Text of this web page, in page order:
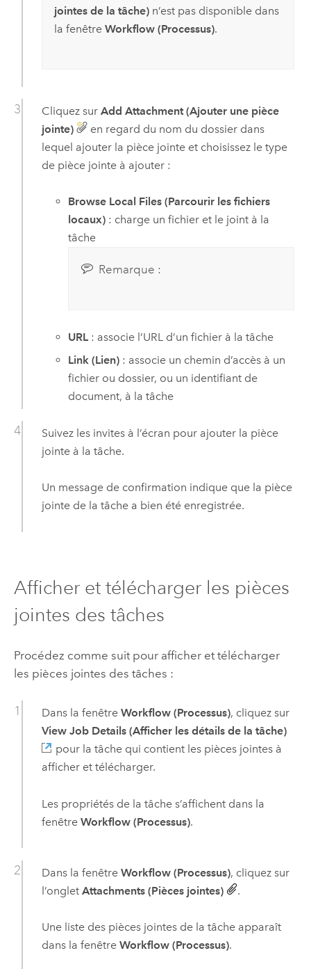
jointes de la tâche)n’est pas disponible dans
la fenêtre Workflow (Processus).
Cliquez sur Add Attachment (Ajouter une pièce
jointe)
en regard du nom du dossier dans
lequel ajouter la pièce jointe et choisissez le type
de pièce jointe à ajouter :
Browse Local Files (Parcourir les fichiers
locaux) : charge un fichier et le joint à la
tâche
Remarque :
URL : associe l’URL d’un fichier à la tâche
Link (Lien) : associe un chemin d’accès à un
fichier ou dossier, ou un identifiant de
document, à la tâche
Suivez les invites à l’écran pour ajouter la pièce
jointe à la tâche.
Un message de confirmation indique que la pièce
jointe de la tâche a bien été enregistrée.
Afficher et télécharger les pièces
jointes des tâches
Procédez comme suit pour afficher et télécharger
les pièces jointes des tâches :
Dans la fenêtre Workflow (Processus), cliquez sur
View Job Details (Afficher les détails de la tâche)
pour la tâche qui contient les pièces jointes à
afficher et télécharger.
Les propriétés de la tâche s’affichent dans la
fenêtre Workflow (Processus).
Dans la fenêtre Workflow (Processus), cliquez sur
l’onglet Attachments (Pièces jointes) .
Une liste des pièces jointes de la tâche apparaît
dans la fenêtre Workflow (Processus).